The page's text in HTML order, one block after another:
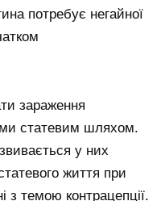
потребує негайної
зараження
статевим шляхом.
у них
життя при
з темою контрацепції.